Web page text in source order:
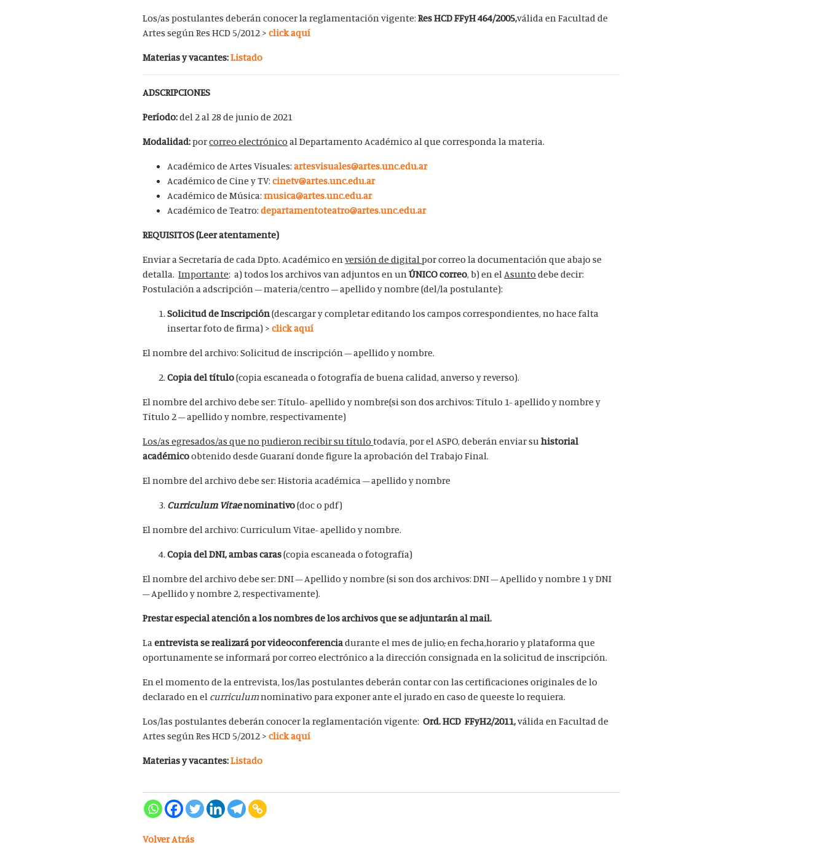
Los/as postulantes deberán conocer la reglamentación vigente:Res HCD FFyH 464/2005,válida en Facultad de
Artes según Res HCD 5/2012 >click aquí
Materias y vacantes:Listado
ADSCRIPCIONES
Período:del 2 al 28 de juniode 2021
Modalidad:porcorreo electrónico al Departamento Académico al que corresponda la materia.
Académico de Artes Visuales:artesvisuales@artes.unc.edu.ar
Académico de Cine y TV:cinetv@artes.unc.edu.ar
Académico de Música:musica@artes.unc.edu.ar
Académico de Teatro:departamentoteatro@artes.unc.edu.ar
REQUISITOS (Leer atentamente)
Enviar a Secretaría de cada Dpto. Académico enversión de digitalpor correo la documentación que abajo se
detalla.Importante: a) todos los archivos van adjuntos en unÚNICO correo, b) en el Asunto debe decir:
Postulación a adscripción – materia/centro – apellido y nombre (del/la postulante):
Solicitud de Inscripción(descargar y completar editando los campos correspondientes, no hace falta
insertar foto de firma) >click aquí
El nombre del archivo: Solicitud de inscripción – apellido y nombre.
Copia del título(copia escaneada o fotografía de buena calidad, anverso y reverso).
El nombre del archivo debe ser: Título- apellido y nombre(si son dos archivos: Título 1- apellido y nombre y
Título 2 – apellido y nombre, respectivamente)
Los/as egresados/as que no pudieron recibir su títulotodavía, por el ASPO, deberán enviar suhistorial
académicoobtenido desde Guaraní donde figure la aprobación del Trabajo Final.
El nombre del archivo debe ser: Historia académica – apellido y nombre
Curriculum Vitaenominativo(doc o pdf)
El nombre del archivo: Curriculum Vitae- apellido y nombre.
Copia del DNI, ambas caras(copia escaneada o fotografía)
El nombre del archivo debe ser: DNI – Apellido y nombre (si son dos archivos: DNI – Apellido y nombre 1 y DNI
– Apellido y nombre 2, respectivamente).
Prestar especial atención a los nombres de los archivos que se adjuntarán al mail.
Laentrevista se realizará por videoconferenciadurante el mes de julio,en fecha,horario y plataforma que
oportunamente se informará por correo electrónico a la dirección consignada en la solicitud de inscripción.
En el momento de la entrevista, los/las postulantes deberán contar con las certificaciones originales de lo
declarado en el curriculumnominativo para exponer ante el jurado en caso de queeste lo requiera.
Los/las postulantes deberán conocer la reglamentación vigente: Ord. HCD FFyH2/2011,válida en Facultad de
Artes según Res HCD 5/2012 >click aquí
Materias y vacantes:Listado
Volver Atrás